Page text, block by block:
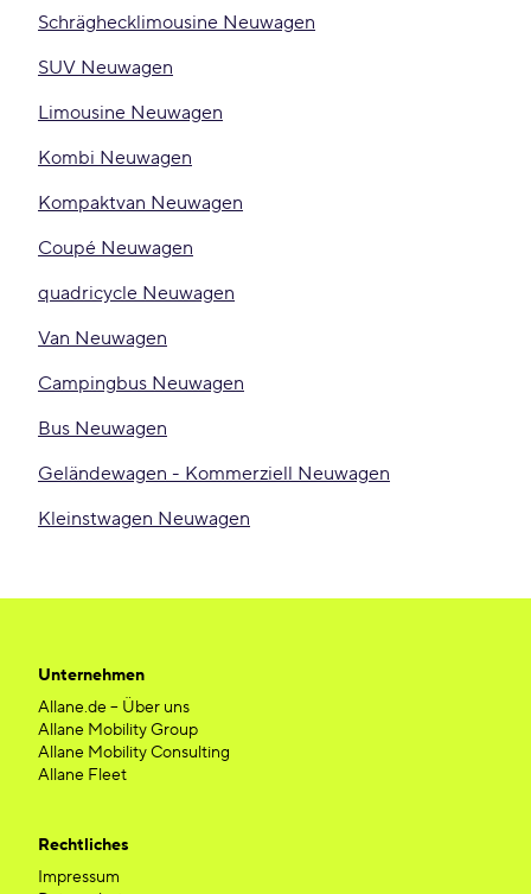
Schräghecklimousine Neuwagen
SUV Neuwagen
Limousine Neuwagen
Kombi Neuwagen
Kompaktvan Neuwagen
Coupé Neuwagen
quadricycle Neuwagen
Van Neuwagen
Campingbus Neuwagen
Bus Neuwagen
Geländewagen - Kommerziell Neuwagen
Kleinstwagen Neuwagen
Unternehmen
Allane.de – Über uns
Allane Mobility Group
Allane Mobility Consulting
Allane Fleet
Rechtliches
Impressum